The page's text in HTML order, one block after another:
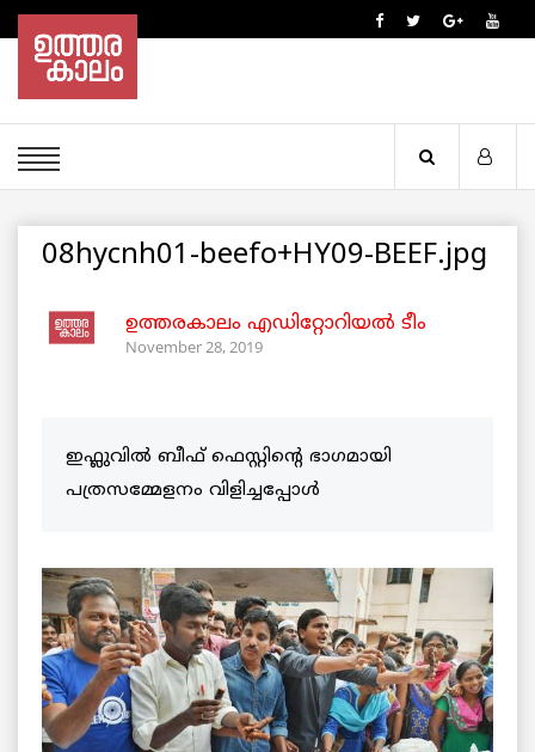
08hycnh01-beefo+HY09-BEEF.jpg
ഉത്തരകാലം എഡിറ്റോറിയല്‍ ടീം
November 28, 2019
ഇഫ്ലുവിൽ ബീഫ് ഫെസ്റ്റിന്റെ ഭാഗമായി
പത്രസമ്മേളനം വിളിച്ചപ്പോൾ